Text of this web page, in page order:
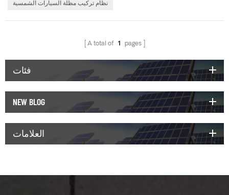
نظام تركيب مظلة السيارات الشمسية
A total of 1 pages
فئات
NEW BLOG
العلامات